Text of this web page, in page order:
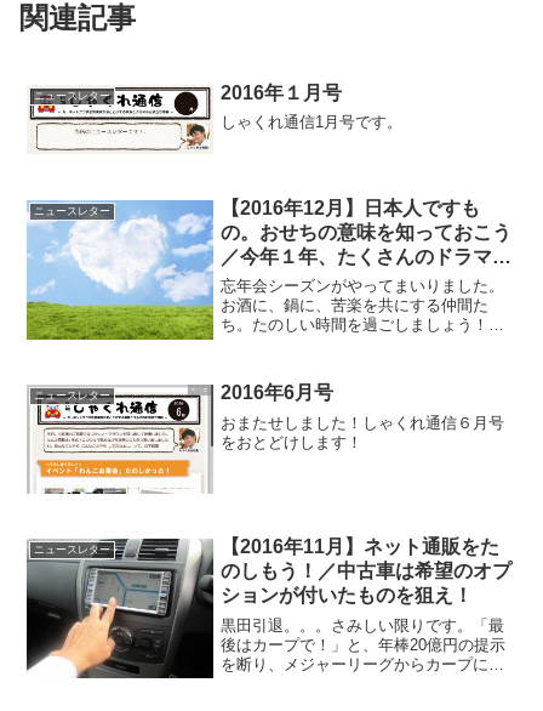
関連記事
ニュースレター 2016年１月号
しゃくれ通信1月号です。
ニュースレター
【2016年12月】日本人ですも
の。おせちの意味を知っておこう
／今年１年、たくさんのドラマに
出会えました！
忘年会シーズンがやってまいりました。
お酒に、鍋に、苦楽を共にする仲間た
ち。たのしい時間を過ごしましょう！肝
し♪＝ 日本人ですもの。おせちの意味を
知っておこう12月、師走...
ニュースレター 2016年6月号
おまたせしました！しゃくれ通信６月号
をおとどけします！
ニュースレター
【2016年11月】ネット通販をた
のしもう！／中古車は希望のオプ
ションが付いたものを狙え！
黒田引退。。。さみしい限りです。「最
後はカープで！」と、年棒20億円の提示
を断り、メジャーリーグからカープに復